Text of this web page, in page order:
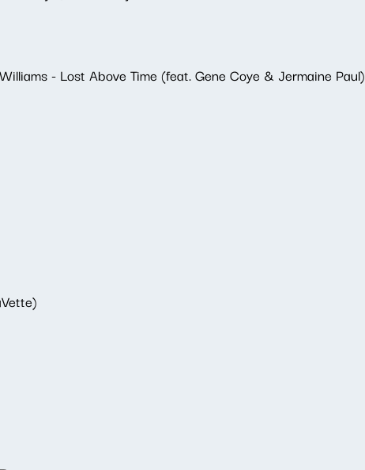
- Lost Above Time (feat. Gene Coye & Jermaine Paul)